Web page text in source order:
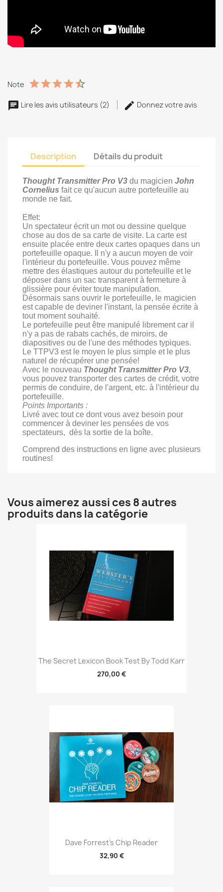
Note
Lire les avis utilisateurs (2) Donnez votre avis
Description Détails du produit
Thought Transmitter Pro V3 du magicien John
Cornelius fait ce qu'aucun autre portefeuille au
monde ne fait.
Effet:
Un spectateur écrit un mot ou dessine quelque
chose au dos de sa carte de visite. La carte est
ensuite placée entre deux cartes opaques dans un
portefeuille opaque. Il n'y a aucun moyen de voir
l'intérieur du portefeuille. Vous pouvez même
mettre des élastiques autour du portefeuille et le
déposer dans un sac transparent à fermeture à
glissière pour éviter toute manipulation.
Désormais sans ouvrir le portefeuille, le magicien
est capable de deviner l'instant, la pensée écrite à
tout moment souhaité.
Le portefeuille peut être manipulé librement car il
n'y a pas de rabats cachés, de miroirs, de
diapositives ou de l'une des méthodes typiques.
Le TTPV3 est le moyen le plus simple et le plus
naturel de récupérer une pensée!
Avec le nouveau Thought Transmitter Pro V3,
vous pouvez transporter des cartes de crédit, votre
permis de conduire, de l'argent, etc. à l'intérieur du
portefeuille.
Points Importants :
Livré avec tout ce dont vous avez besoin pour
commencer à deviner les pensées de vos
spectateurs, dès la sortie de la boîte.
Comprend des instructions en ligne avec plusieurs
routines!
Vous aimerez aussi ces 8 autres
produits dans la catégorie
The Secret Lexicon Book Test By Todd Karr
270,00 €
Dave Forrest's Chip Reader
32,90 €